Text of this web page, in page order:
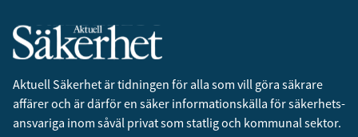
Aktuell Säkerhet är tidningen för alla som vill göra säkrare
affärer och är därför en säker informationskälla för säkerhets­
ansvariga inom såväl privat som statlig och kommunal sektor.